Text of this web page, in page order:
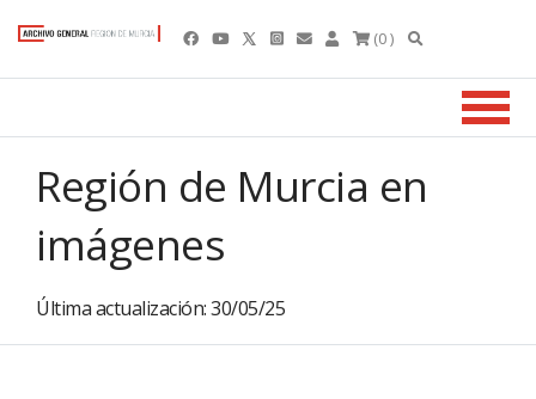
(0 )
Región de Murcia en
imágenes
Última actualización: 30/05/25